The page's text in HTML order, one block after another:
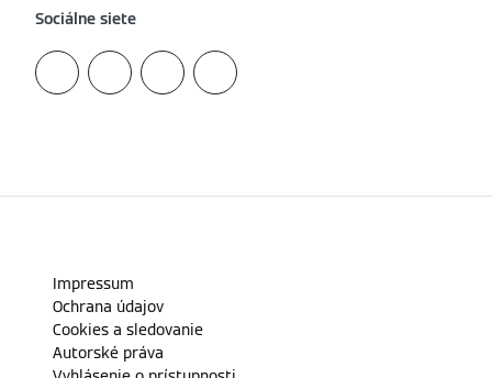
Sociálne siete
Impressum
Ochrana údajov
Cookies a sledovanie
Autorské práva